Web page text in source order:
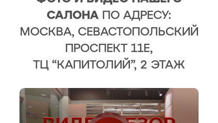
САЛОНА ПО АДРЕСУ:
МОСКВА, СЕВАСТОПОЛЬСКИЙ
ПРОСПЕКТ 11Е,
ТЦ “КАПИТОЛИЙ”, 2 ЭТАЖ